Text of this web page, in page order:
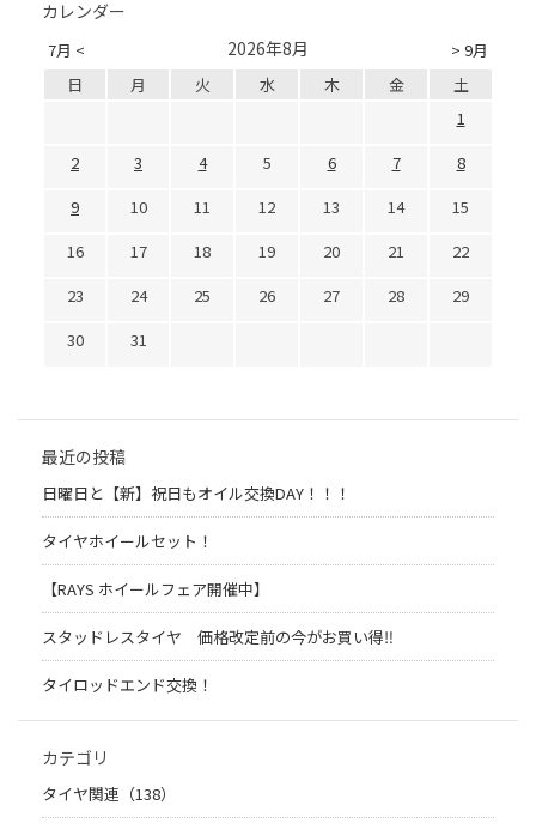
カレンダー
7月 < > 9月
2026年8月
日 月 火 水 木 金
土
1
2
3 4 5 6 7
8
9
10 11 12 13 14
15
16
17 18 19 20 21
22
23
24 25 26 27 28
29
30
31
最近の投稿
日曜日と【新】祝日もオイル交換DAY！！！
タイヤホイールセット！
【RAYS ホイールフェア開催中】
スタッドレスタイヤ 価格改定前の今がお買い得‼️
タイロッドエンド交換！
カテゴリ
タイヤ関連（138）